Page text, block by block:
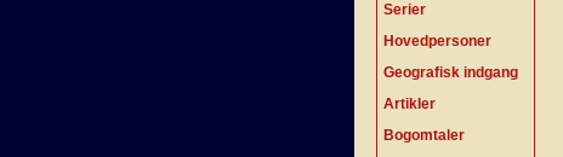
Serier
Hovedpersoner
Geografisk indgang
Artikler
Bogomtaler